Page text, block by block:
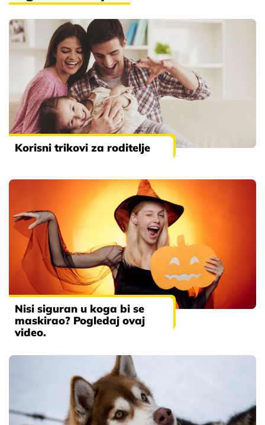
Korisni trikovi za roditelje
Nisi siguran u koga bi se
maskirao? Pogledaj ovaj
video.